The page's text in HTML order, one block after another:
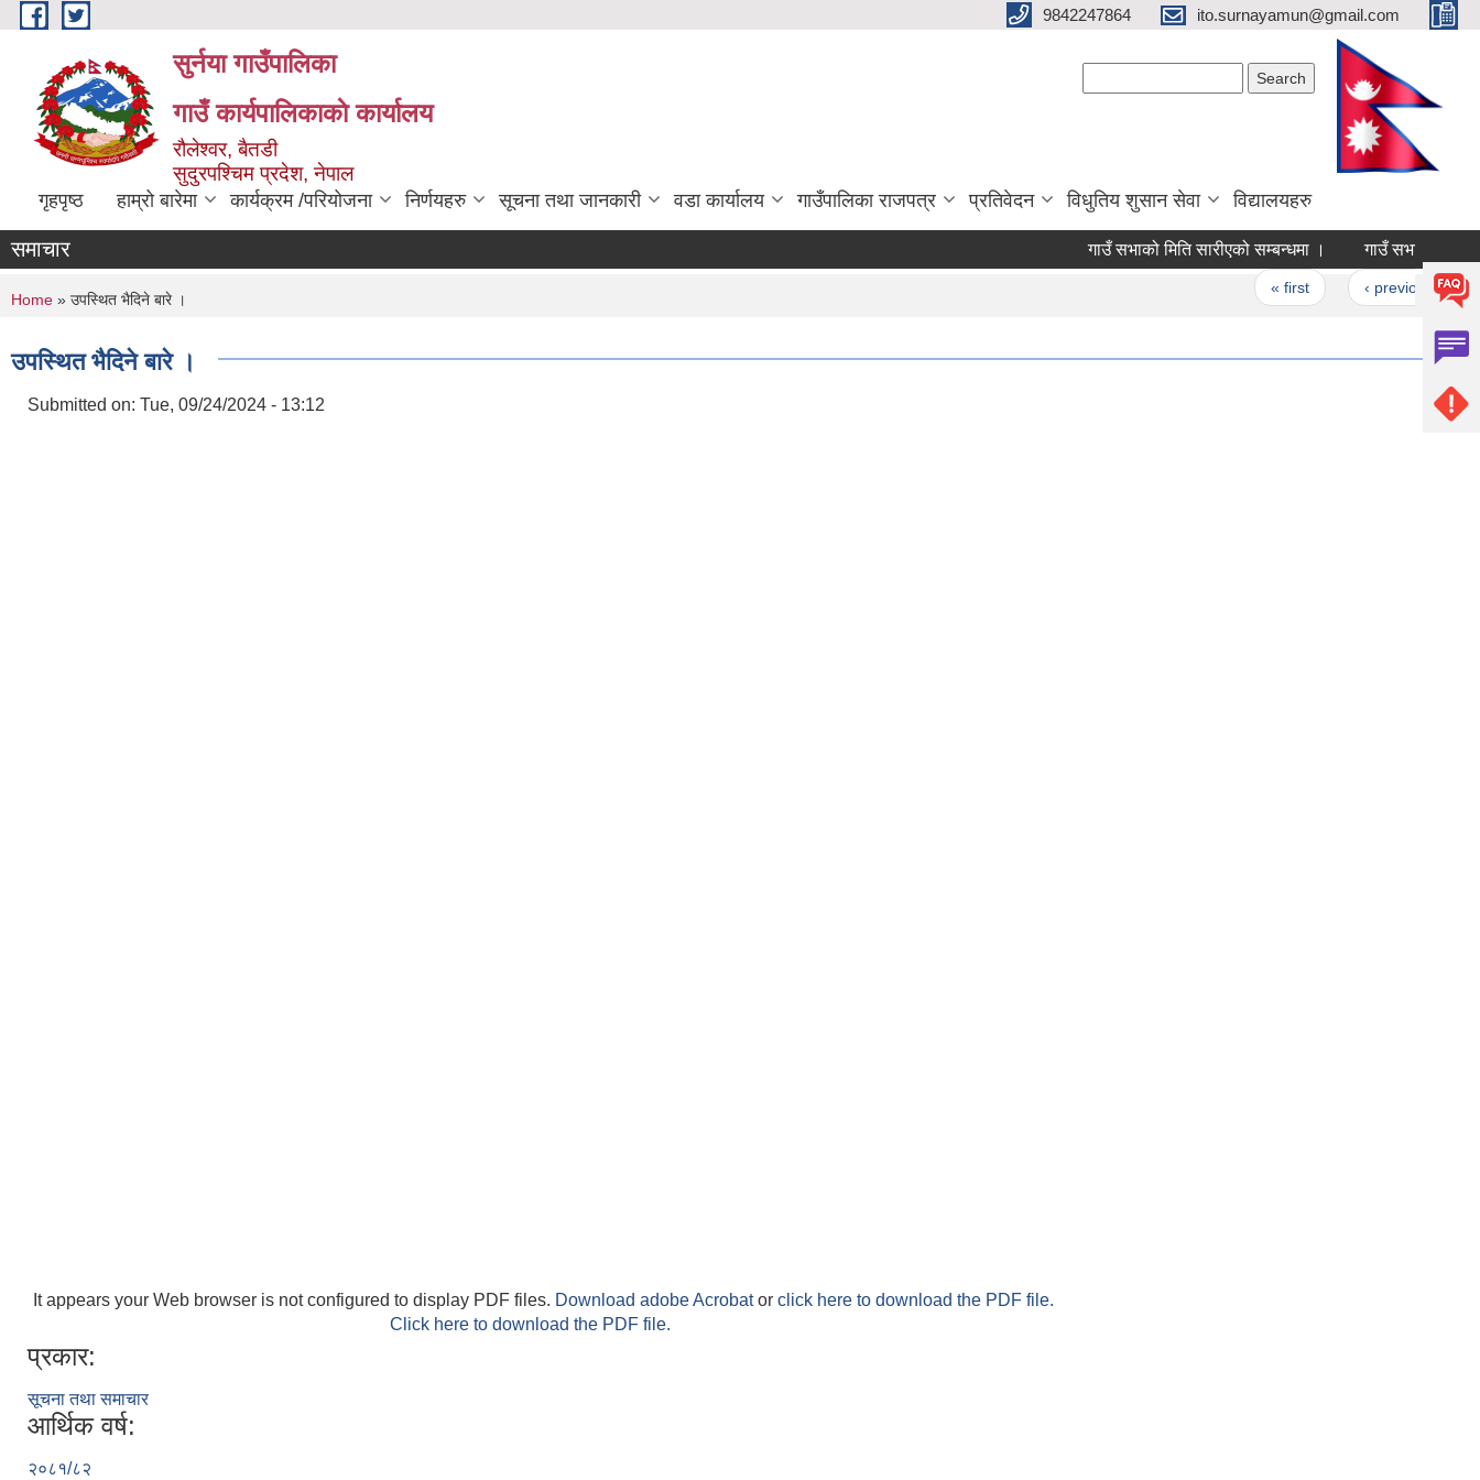
Skip to main content 9842247864 ito.surnayamun@gmail.com
सुर्नया गाउँपालिका
गाउँ कार्यपालिकाकाे कार्यालय
रौलेश्वर, बैतडी
सुदुरपश्चिम प्रदेश, नेपाल
गृहपृष्ठ हाम्रो बारेमा कार्यक्रम /परियोजना निर्णयहरु सूचना तथा जानकारी वडा कार्यालय गाउँपालिका राजपत्र प्रतिवेदन विधुतिय शुसान सेवा विद्यालयहरु
समाचार गाउँ सभाको मिति सारीएको सम्बन्धमा । गाउँ सभाको मिति
« first ‹ previous …
You are here
Home » उपस्थित भैदिने बारे ।
उपस्थित भैदिने बारे ।
Submitted on: Tue, 09/24/2024 - 13:12
It appears your Web browser is not configured to display PDF files. Download adobe Acrobator click here to download the PDF file.
Click here to download the PDF file.
प्रकार:
सूचना तथा समाचार
आर्थिक वर्ष:
२०८१/८२